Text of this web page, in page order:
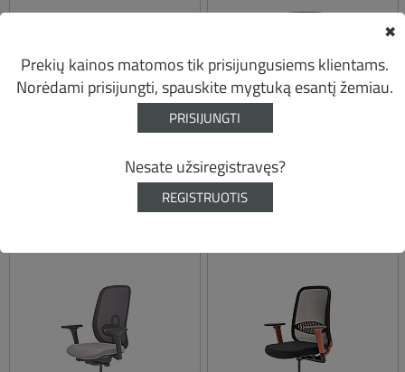
OLLIE BIURO KĖDĖ ASTRO BIURO KĖDĖ
Prekių kainos matomos tik prisijungusiems klientams.
Norėdami prisijungti, spauskite mygtuką esantį žemiau.
PRISIJUNGTI
Nesate užsiregistravęs?
REGISTRUOTIS
✖